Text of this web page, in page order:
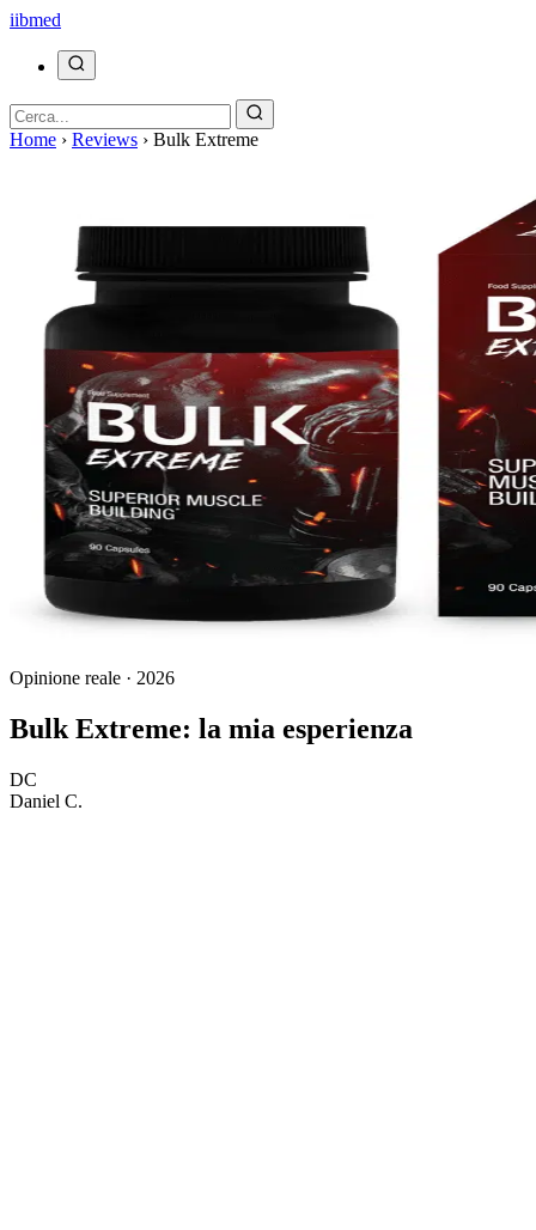
iibmed
Home › Reviews › Bulk Extreme
Opinione reale · 2026
Bulk Extreme: la mia esperienza
DC
Daniel C.